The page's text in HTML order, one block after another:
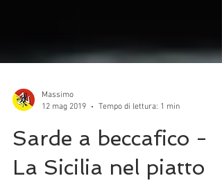
Massimo
12 mag 2019
Tempo di lettura: 1 min
Sarde a beccafico -